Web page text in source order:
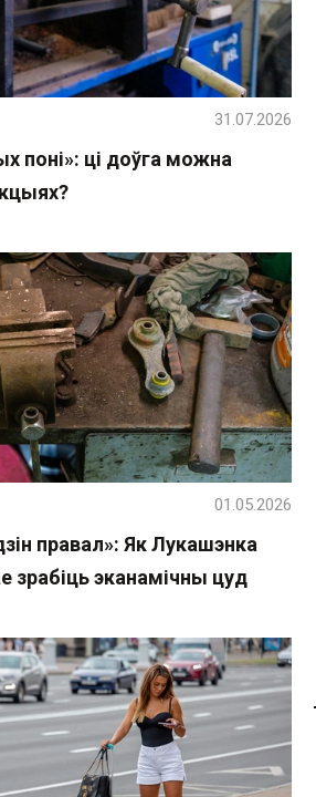
поні»: ці доўга можна
31.07.2026
правал»: Як Лукашэнка
зрабіць эканамічны цуд
01.05.2026